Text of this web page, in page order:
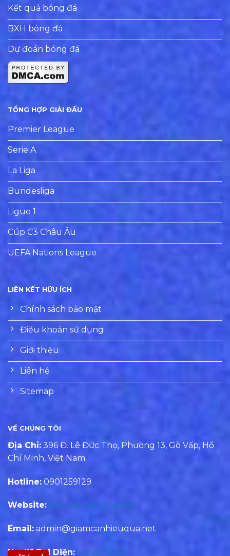
Kết quả bóng đá
BXH bóng đá
Dự đoán bóng đá
TỔNG HỢP GIẢI ĐẤU
Premier League
Serie A
La Liga
Bundesliga
Ligue 1
Cúp C3 Châu Âu
UEFA Nations League
LIÊN KẾT HỮU ÍCH
Chính sách bảo mật
Điều khoản sử dụng
Giới thiệu
Liên hệ
Sitemap
VỀ CHÚNG TÔI
Địa Chỉ: 396 Đ. Lê Đức Thọ, Phường 13, Gò Vấp, Hồ
Chí Minh, Việt Nam
Hotline: 0901259129
Website: giamcanhieuqua.net
Email: admin@giamcanhieuqua.net
Người Đại Diện: Long Insulin